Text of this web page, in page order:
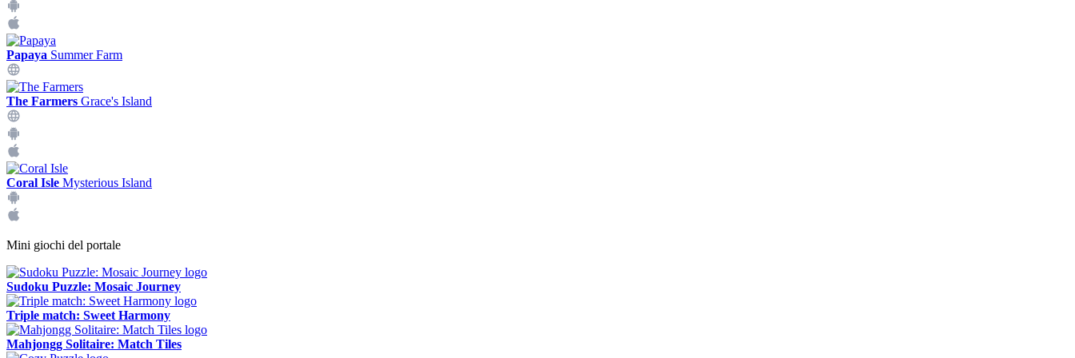
Papaya Summer Farm
The Farmers Grace's Island
Coral Isle Mysterious Island
Mini giochi del portale
Sudoku Puzzle: Mosaic Journey
Triple match: Sweet Harmony
Mahjongg Solitaire: Match Tiles